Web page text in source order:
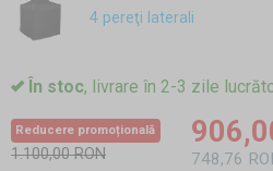
4 pereţi laterali
În stoc, livrare în 2-3 zile
Reducere promoțională
1.100,00 RON 748,76